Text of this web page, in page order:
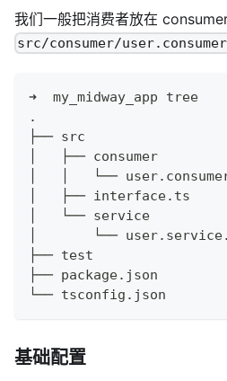
我们一般把消费者放在
src/consumer/
➜  my_midway_app tree
.
├── src
│   ├── consumer
│   │   └──
│   ├── interface.ts
│   └── service
│       └──
├── test
├── package.json
└── tsconfig.json
基础配置